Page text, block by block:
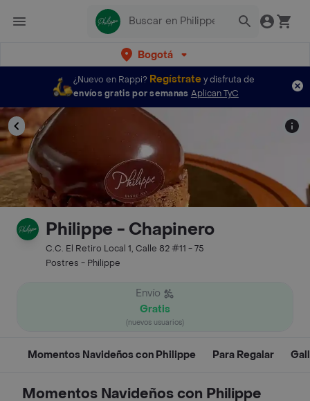
Bogotá
¿Nuevo en Rappi? Regístratey disfruta de
envíos gratis por semanas Aplican TyC
Philippe - Chapinero
C.C. El Retiro Local 1, Calle 82 #11 - 75
Postres - Philippe
Envío
Gratis
(nuevos usuarios)
Momentos Navideños con Philippe Para Regalar
Momentos Navideños con Philippe